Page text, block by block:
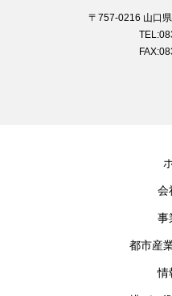
〒757-0216 山口
会
事
都市産
情